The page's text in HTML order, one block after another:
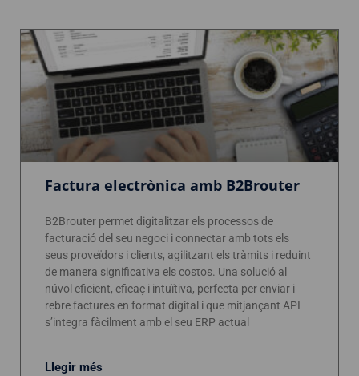
Factura electrònica amb B2Brouter
B2Brouter permet digitalitzar els processos de
facturació del seu negoci i connectar amb tots els
seus proveïdors i clients, agilitzant els tràmits i reduint
de manera significativa els costos. Una solució al
núvol eficient, eficaç i intuïtiva, perfecta per enviar i
rebre factures en format digital i que mitjançant API
s’integra fàcilment amb el seu ERP actual
Llegir més